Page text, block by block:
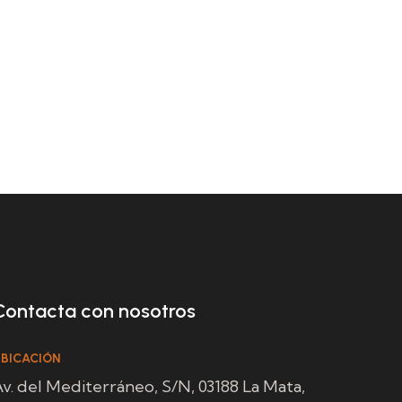
con nosotros
del Mediterráneo, S/N, 03188 La Mata,